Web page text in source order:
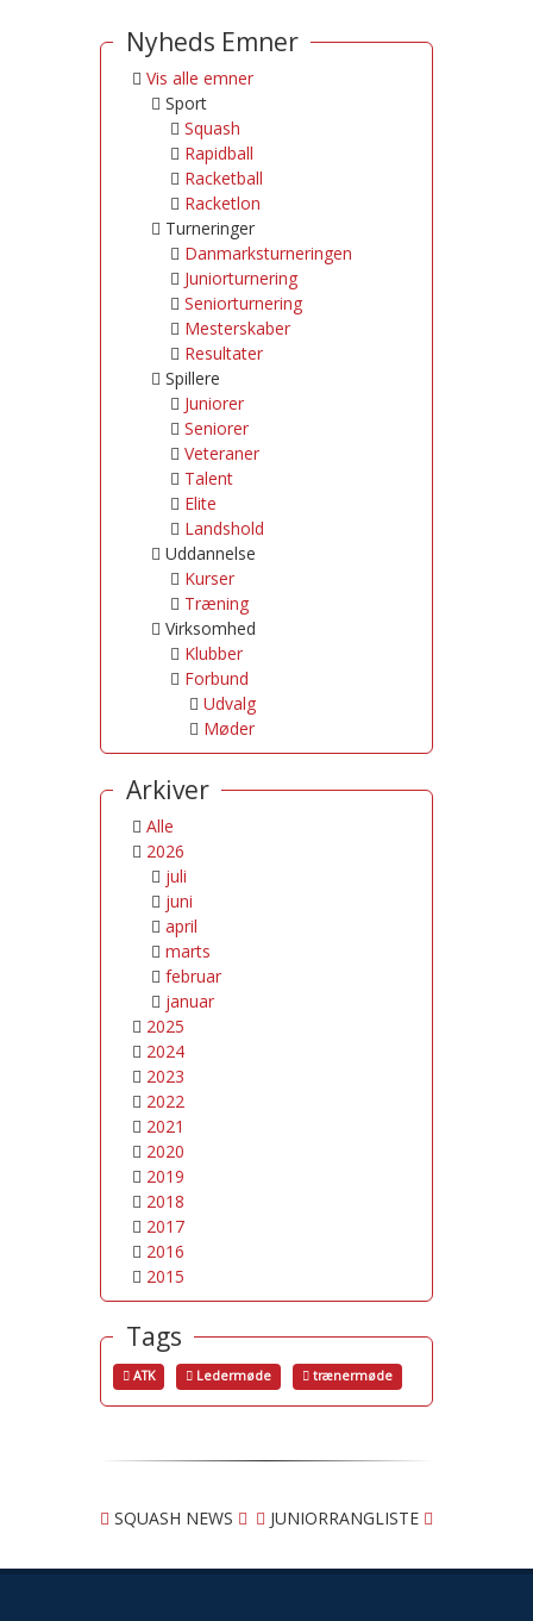
Nyheds Emner
Vis alle emner
Sport
Squash
Rapidball
Racketball
Racketlon
Turneringer
Danmarksturneringen
Juniorturnering
Seniorturnering
Mesterskaber
Resultater
Spillere
Juniorer
Seniorer
Veteraner
Talent
Elite
Landshold
Uddannelse
Kurser
Træning
Virksomhed
Klubber
Forbund
Udvalg
Møder
Arkiver
Alle
2026
juli
juni
april
marts
februar
januar
2025
2024
2023
2022
2021
2020
2019
2018
2017
2016
2015
Tags
ATK Ledermøde trænermøde
SQUASH NEWS JUNIORRANGLISTE